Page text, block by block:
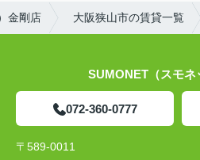
金剛店 大阪狭山市の賃貸一覧
SUMONET（スモネ
072-360-0777
〒589-0011